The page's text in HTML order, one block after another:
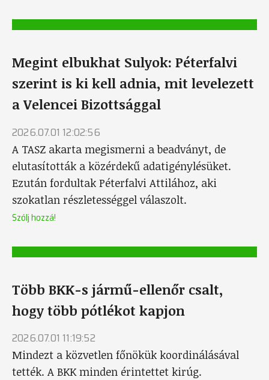
Megint elbukhat Sulyok: Péterfalvi
szerint is ki kell adnia, mit levelezett
a Velencei Bizottsággal
2026.07.01 12:02:56
A TASZ akarta megismerni a beadványt, de
elutasították a közérdekű adatigénylésüket.
Ezután fordultak Péterfalvi Attilához, aki
szokatlan részletességgel válaszolt.
Szólj hozzá!
Több BKK-s jármű-ellenőr csalt,
hogy több pótlékot kapjon
2026.07.01 11:19:52
Mindezt a közvetlen főnökük koordinálásával
tették. A BKK minden érintettet kirúg.